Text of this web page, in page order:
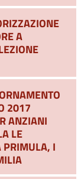
A
2017
ANZIANI
LE
PRIMULA, I